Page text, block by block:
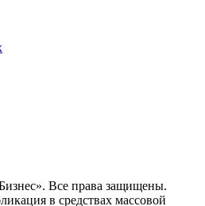
Все права защищены.
в средствах массовой